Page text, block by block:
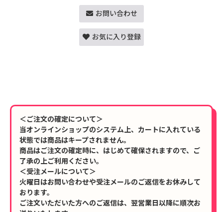
お問い合わせ
お気に入り登録
＜ご注文の確定について＞
当オンラインショップのシステム上、カートに入れている
状態では商品はキープされません。
商品はご注文の確定時に、はじめて確保されますので、ご
了承の上ご利用ください。
＜受注メールについて＞
火曜日はお問い合わせや受注メールのご返信をお休みして
おります。
ご注文いただいた方へのご返信は、翌営業日以降に順次お